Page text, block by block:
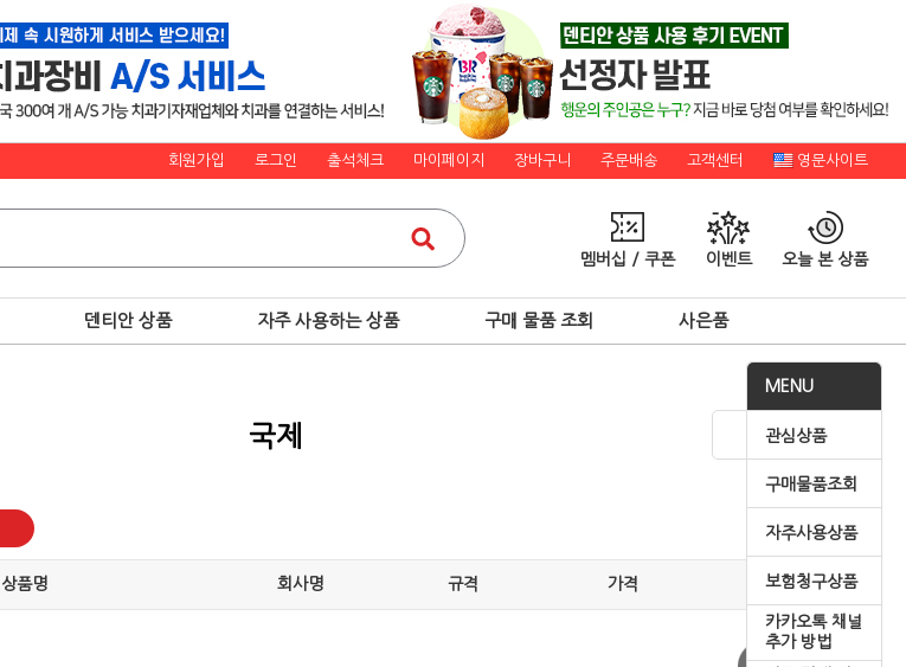
회원가입 로그인 출석체크 마이페이지 장바구니 주문배송 고객센터 영문사이트
멤버십 / 쿠폰 이벤트 오늘 본 상품
덴티안 상품 자주 사용하는 상품 구매 물품 조회 사은품
MENU
관심상품
구매물품조회
자주사용상품
보험청구상품
카카오톡 채널
추가 방법
국제
상품명 회사명 규격 가격